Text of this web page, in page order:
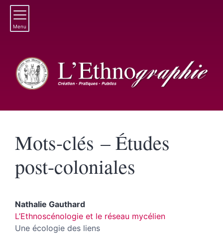
Menu
Mots-clés – Études
post-coloniales
Nathalie Gauthard
L’Ethnoscénologie et le réseau mycélien
Une écologie des liens